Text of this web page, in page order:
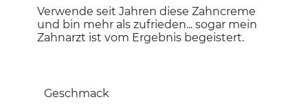
Sternen.
Verwende seit Jahren diese Zahncreme
und bin mehr als zufrieden... sogar mein
Zahnarzt ist vom Ergebnis begeistert.
Geschmack